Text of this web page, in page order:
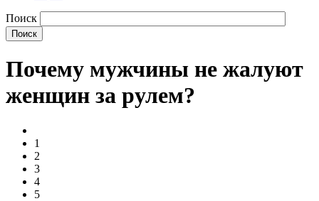
Поиск
Почему мужчины не жалуют
женщин за рулем?
1
2
3
4
5